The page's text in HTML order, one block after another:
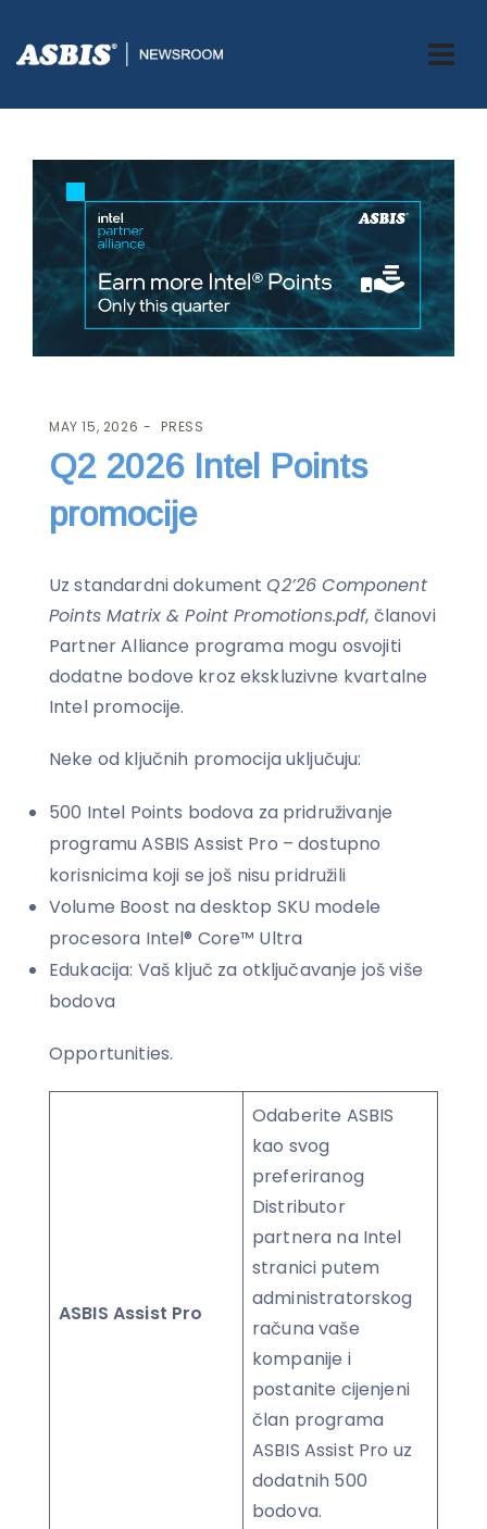
ASBIS.BA > PRESS> Q2 2026 INTEL POINTS PROMOCIJE
MAY 15, 2026 PRESS
Q2 2026 Intel Points
promocije
Uz standardni dokumentQ2’26 Component
Points Matrix & Point Promotions.pdf, članovi
Partner Alliance programa mogu osvojiti
dodatne bodove kroz ekskluzivne kvartalne
Intel promocije.
Neke od ključnih promocija uključuju:
500 Intel Points bodova za pridruživanje
programu ASBIS Assist Pro – dostupno
korisnicima koji se još nisu pridružili
Volume Boost na desktop SKU modele
procesora Intel® Core™ Ultra
Edukacija: Vaš ključ za otključavanje još više
bodova
Opportunities.
ASBIS Assist Pro
Odaberite ASBIS
kao svog
preferiranog
Distributor
partnera na Intel
stranici putem
administratorskog
računa vaše
kompanije i
postanite cijenjeni
član programa
ASBIS Assist Pro uz
dodatnih 500
bodova.